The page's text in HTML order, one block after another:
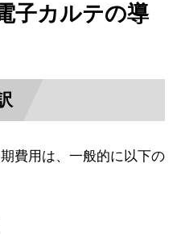
子カルテの導
費用は、一般的に以下の